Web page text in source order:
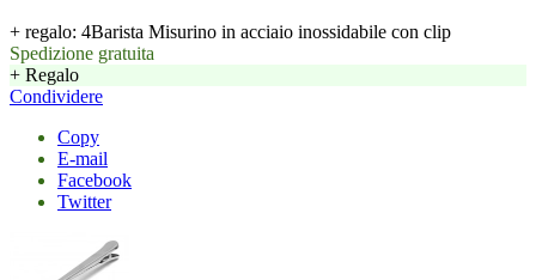
+ regalo: 4Barista Misurino in acciaio inossidabile con clip
Spedizione gratuita
+ Regalo
Condividere
Copy
E-mail
Facebook
Twitter